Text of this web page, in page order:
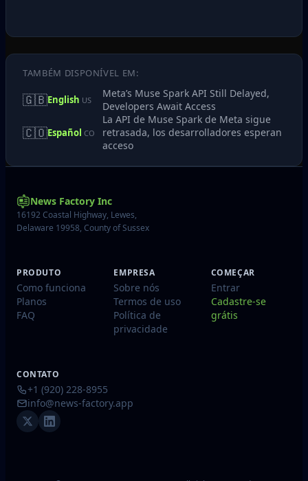
TAMBÉM DISPONÍVEL EM:
🇬🇧English US
Meta’s Muse Spark API Still Delayed,
Developers Await Access
🇨🇴Español CO
La API de Muse Spark de Meta sigue
retrasada, los desarrolladores esperan
acceso
News Factory Inc
16192 Coastal Highway, Lewes,
Delaware 19958, County of Sussex
PRODUTO
Como funciona
Planos
FAQ
EMPRESA
Sobre nós
Termos de uso
Política de
privacidade
COMEÇAR
Entrar
Cadastre-se
grátis
CONTATO
+1 (920) 228-8955
info@news-factory.app